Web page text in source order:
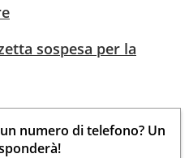
sospesa per la
numero di telefono? Un